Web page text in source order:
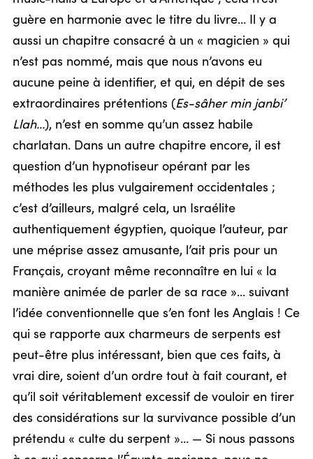
guère en harmonie avec le titre du livre… Il y a
aussi un chapitre consacré à un « magicien » qui
n’est pas nommé, mais que nous n’avons eu
aucune peine à identifier, et qui, en dépit de ses
extraordinaires prétentions (Es-sâher min janbi’
Llah…), n’est en somme qu’un assez habile
charlatan. Dans un autre chapitre encore, il est
question d’un hypnotiseur opérant par les
méthodes les plus vulgairement occidentales ;
c’est d’ailleurs, malgré cela, un Israélite
authentiquement égyptien, quoique l’auteur, par
une méprise assez amusante, l’ait pris pour un
Français, croyant même reconnaître en lui « la
manière animée de parler de sa race »… suivant
l’idée conventionnelle que s’en font les Anglais ! Ce
qui se rapporte aux charmeurs de serpents est
peut-être plus intéressant, bien que ces faits, à
vrai dire, soient d’un ordre tout à fait courant, et
qu’il soit véritablement excessif de vouloir en tirer
des considérations sur la survivance possible d’un
prétendu « culte du serpent »… — Si nous passons